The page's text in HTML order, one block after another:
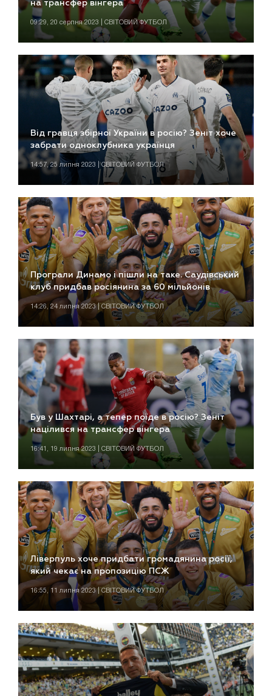
на трансфер вінгера
09:29, 20 серпня 2023 | СВІТОВИЙ ФУТБОЛ
Від гравця збірної України в росію? Зеніт хоче
забрати одноклубника українця
14:57, 25 липня 2023 | СВІТОВИЙ ФУТБОЛ
Програли Динамо і пішли на таке. Саудівський
клуб придбав росіянина за 60 мільйонів
14:26, 24 липня 2023 | СВІТОВИЙ ФУТБОЛ
Був у Шахтарі, а тепер поїде в росію? Зеніт
націлився на трансфер вінгера
16:41, 19 липня 2023 | СВІТОВИЙ ФУТБОЛ
Ліверпуль хоче придбати громадянина росії,
який чекає на пропозицію ПСЖ
16:55, 11 липня 2023 | СВІТОВИЙ ФУТБОЛ